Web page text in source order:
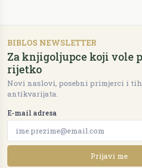
BIBLOS NEWSLETTER
Za knjigoljupce koji vole
rijetko
Novi naslovi, posebni primjerci i
antikvarijata.
E-mail adresa
Prijavi me